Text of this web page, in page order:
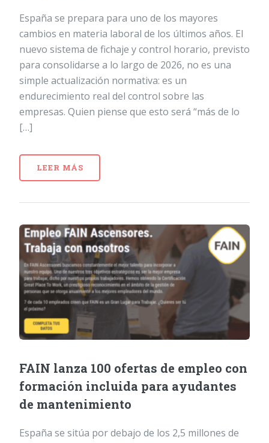
España se prepara para uno de los mayores
cambios en materia laboral de los últimos años. El
nuevo sistema de fichaje y control horario, previsto
para consolidarse a lo largo de 2026, no es una
simple actualización normativa: es un
endurecimiento real del control sobre las
empresas. Quien piense que esto será “más de lo
[…]
LEER MÁS
FAIN lanza 100 ofertas de empleo con
formación incluida para ayudantes
de mantenimiento
España se sitúa por debajo de los 2,5 millones de